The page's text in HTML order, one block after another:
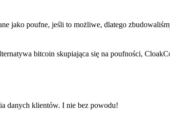
jako poufne, jeśli to możliwe, dlatego
bitcoin skupiająca się na poufności,
danych klientów. I nie bez powodu!